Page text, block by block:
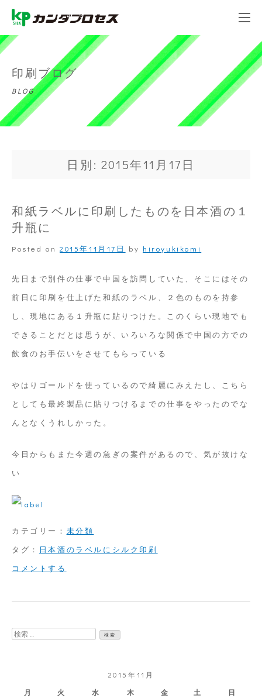
印刷ブログ
BLOG
日別: 2015年11月17日
和紙ラベルに印刷したものを日本酒の１
升瓶に
Posted on 2015年11月17日 by hiroyukikomi
先日まで別件の仕事で中国を訪問していた、そこにはその
前日に印刷を仕上げた和紙のラベル、２色のものを持参
し、現地にある１升瓶に貼りつけた。このくらい現地でも
できることだとは思うが、いろいろな関係で中国の方での
飲食のお手伝いをさせてもらっている
やはりゴールドを使っているので綺麗にみえたし、こちら
としても最終製品に貼りつけるまでの仕事をやったのでな
んとなくうれしかった。
今日からもまた今週の急ぎの案件があるので、気が抜けな
い
カテゴリー： 未分類
タグ： 日本酒のラベルにシルク印刷
コメントする
紙
ベ
検
2015年11月
月
火 水 木 金 土 日